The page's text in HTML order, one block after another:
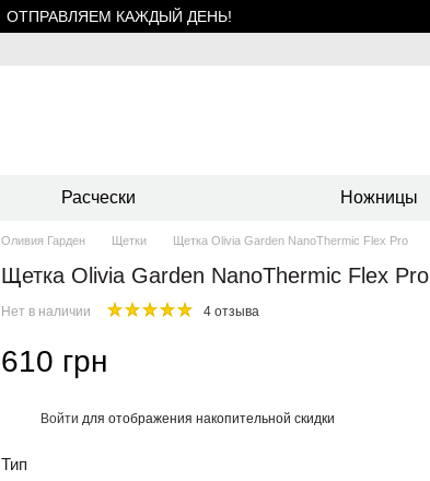
ОТПРАВЛЯЕМ КАЖДЫЙ ДЕНЬ!
Расчески Ножницы
Оливия Гарден Щетки Щетка Olivia Garden NanoThermic Flex Pro
Щетка Olivia Garden NanoThermic Flex Pro
Нет в наличии 4 отзыва
610 грн
Войти для отображения накопительной скидки
Тип